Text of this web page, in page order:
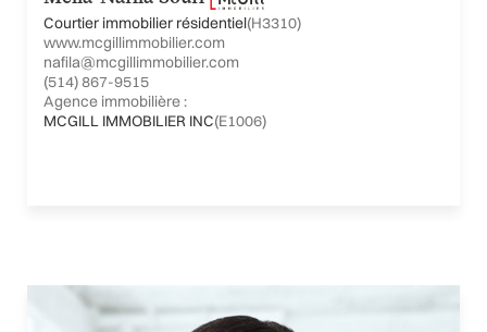
Courtier immobilier résidentiel(H3310)
www.mcgillimmobilier.com
nafila@mcgillimmobilier.com
(514) 867-9515
Agence immobilière :
MCGILL IMMOBILIER INC(E1006)